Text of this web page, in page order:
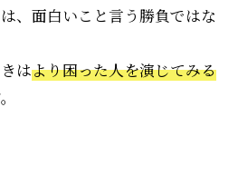
、面白いこと言う勝負ではな
はより困った人を演じてみる